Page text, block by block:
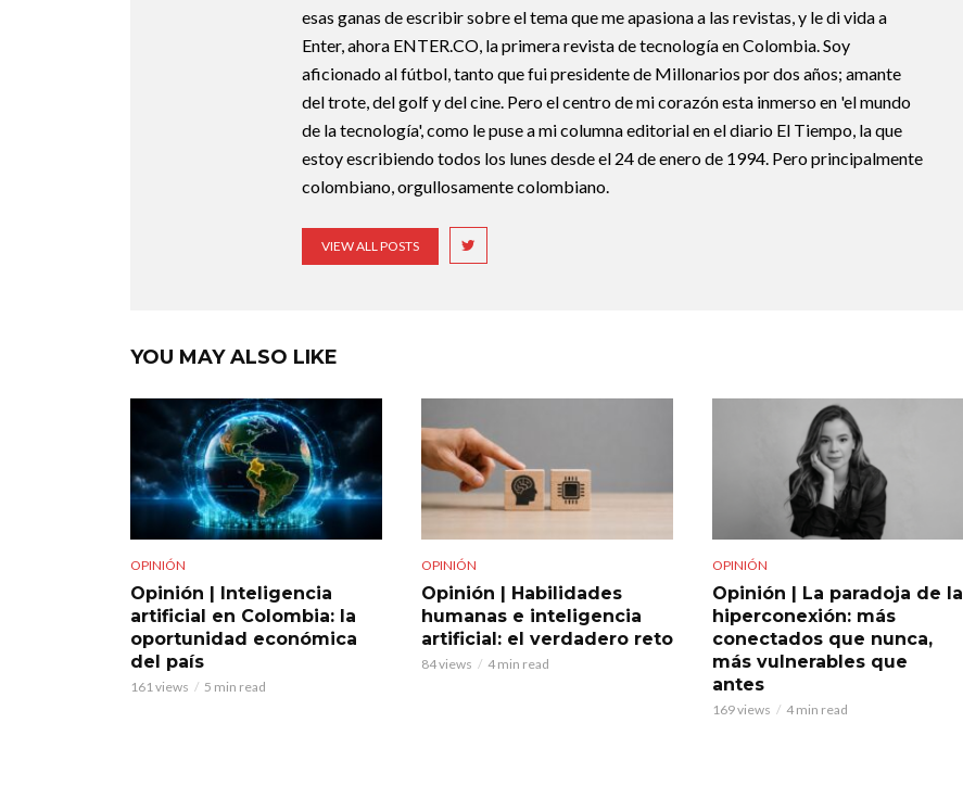
esas ganas de escribir sobre el tema que me apasiona a las revistas, y le di vida a
Enter, ahora ENTER.CO, la primera revista de tecnología en Colombia. Soy
aficionado al fútbol, tanto que fui presidente de Millonarios por dos años; amante
del trote, del golf y del cine. Pero el centro de mi corazón esta inmerso en 'el mundo
de la tecnología', como le puse a mi columna editorial en el diario El Tiempo, la que
estoy escribiendo todos los lunes desde el 24 de enero de 1994. Pero principalmente
colombiano, orgullosamente colombiano.
VIEW ALL POSTS
YOU MAY ALSO LIKE
OPINIÓN
Opinión | Inteligencia
artificial en Colombia: la
oportunidad económica
del país
161 views 5 min read
OPINIÓN
Opinión | Habilidades
humanas e inteligencia
artificial: el verdadero reto
84 views 4 min read
OPINIÓN
Opinión | La paradoja de la
hiperconexión: más
conectados que nunca,
más vulnerables que
antes
169 views 4 min read